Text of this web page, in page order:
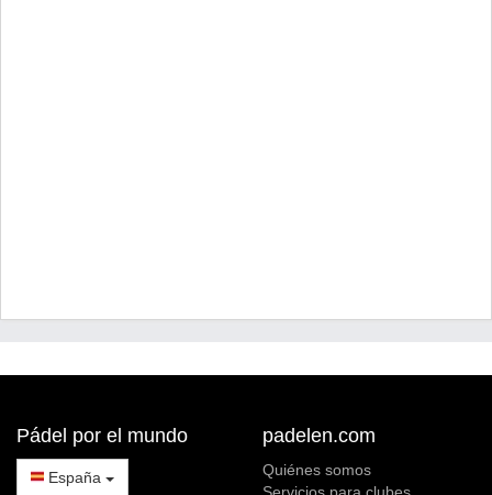
Pádel por el mundo
España
padelen.com
Quiénes somos